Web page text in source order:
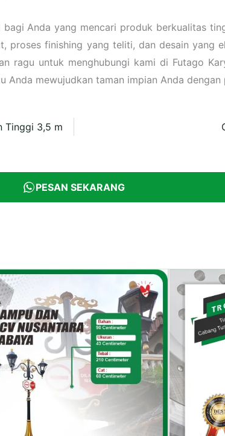
Anda yang mencari produk berkualitas
proses finishing yang teliti, dan desain yang
ragu untuk menghubungi kami di Futago
Anda mewujudkan taman impian Anda
Tinggi 3,5 m
PESAN SEKARANG